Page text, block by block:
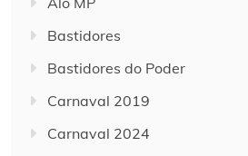
Bastidores
Bastidores do Poder
Carnaval 2019
Carnaval 2024